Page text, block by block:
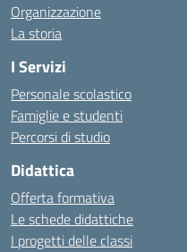
Organizzazione
La storia
I Servizi
Personale scolastico
Famiglie e studenti
Percorsi di studio
Didattica
Offerta formativa
Le schede didattiche
I progetti delle classi